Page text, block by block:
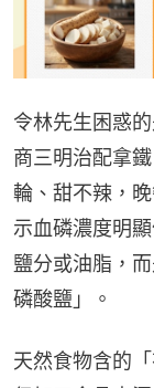
令林先生困惑
商三明治配拿
輪、甜不辣，
示血磷濃度明
鹽分或油脂，
磷酸鹽」。
天然食物含的